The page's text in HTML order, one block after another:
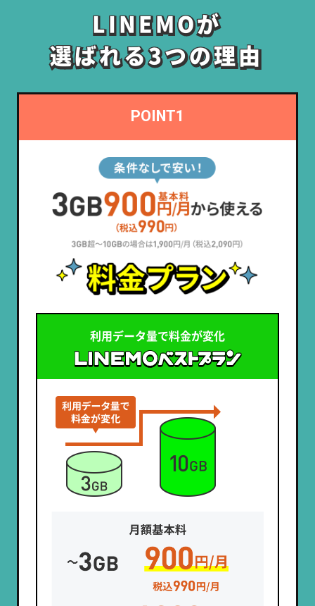
LINEMOが
選ばれる3つの理由
LINEMOが
選ばれる3つの理由
POINT1
利用データ量で料金が変化